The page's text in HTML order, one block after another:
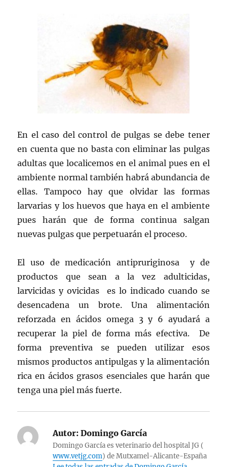
En el caso del control de pulgas se debe tener
en cuenta que no basta con eliminar las pulgas
adultas que localicemos en el animal pues en el
ambiente normal también habrá abundancia de
ellas. Tampoco hay que olvidar las formas
larvarias y los huevos que haya en el ambiente
pues harán que de forma continua salgan
nuevas pulgas que perpetuarán el proceso.
El uso de medicación antipruriginosa y de
productos que sean a la vez adulticidas,
larvicidas y ovicidas es lo indicado cuando se
desencadena un brote. Una alimentación
reforzada en ácidos omega 3 y 6 ayudará a
recuperar la piel de forma más efectiva. De
forma preventiva se pueden utilizar esos
mismos productos antipulgas y la alimentación
rica en ácidos grasos esenciales que harán que
tenga una piel más fuerte.
Autor: Domingo García
Domingo García es veterinario del hospital JG (
www.vetjg.com) de Mutxamel-Alicante-España